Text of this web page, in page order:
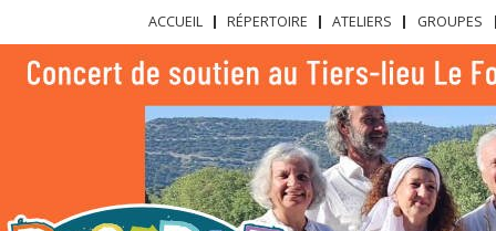
Orfées
Productions
Musiques,
chants,
contes et
ACCUEIL RÉPERTOIRE ATELIERS GROUPES